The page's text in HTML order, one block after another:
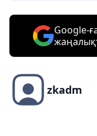
Google-
zkadm